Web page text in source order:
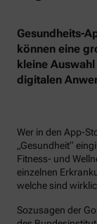
Gesundheits-
können eine
kleine
digitalen
Wer in den App-
„Gesundheit“
Fitness- und
einzelnen
welche sind
Sozusagen der